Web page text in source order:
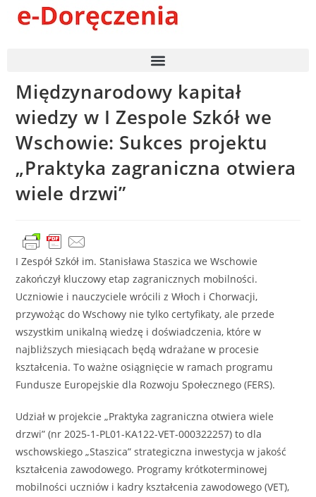
Międzynarodowy kapitał
wiedzy w I Zespole Szkół we
Wschowie: Sukces projektu
„Praktyka zagraniczna otwiera
wiele drzwi”
I Zespół Szkół im. Stanisława Staszica we Wschowie
zakończył kluczowy etap zagranicznych mobilności.
Uczniowie i nauczyciele wrócili z Włoch i Chorwacji,
przywożąc do Wschowy nie tylko certyfikaty, ale przede
wszystkim unikalną wiedzę i doświadczenia, które w
najbliższych miesiącach będą wdrażane w procesie
kształcenia. To ważne osiągnięcie w ramach programu
Fundusze Europejskie dla Rozwoju Społecznego (FERS).
Udział w projekcie „Praktyka zagraniczna otwiera wiele
drzwi” (nr 2025-1-PL01-KA122-VET-000322257) to dla
wschowskiego „Staszica” strategiczna inwestycja w jakość
kształcenia zawodowego. Programy krótkoterminowej
mobilności uczniów i kadry kształcenia zawodowego (VET),